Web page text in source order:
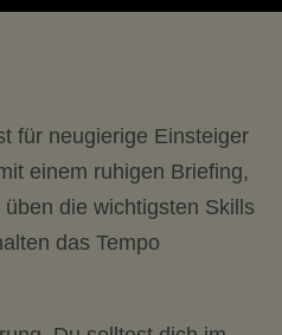
für neugierige Einsteiger
einem ruhigen Briefing,
die wichtigsten Skills
das Tempo